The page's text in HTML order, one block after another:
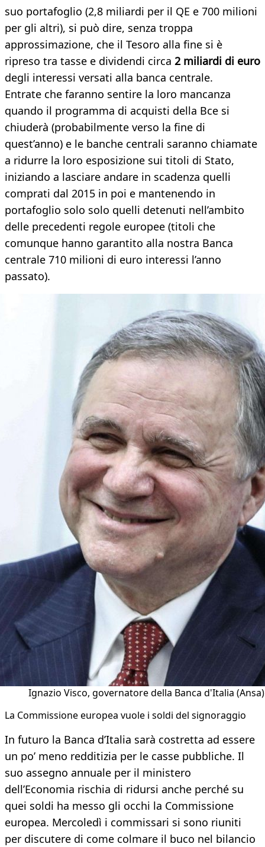
suo portafoglio (2,8 miliardi per il QE e 700 milioni
per gli altri), si può dire, senza troppa
approssimazione, che il Tesoro alla fine si è
ripreso tra tasse e dividendi circa 2 miliardi di euro
degli interessi versati alla banca centrale.
Entrate che faranno sentire la loro mancanza
quando il programma di acquisti della Bce si
chiuderà (probabilmente verso la fine di
quest’anno) e le banche centrali saranno chiamate
a ridurre la loro esposizione sui titoli di Stato,
iniziando a lasciare andare in scadenza quelli
comprati dal 2015 in poi e mantenendo in
portafoglio solo solo quelli detenuti nell’ambito
delle precedenti regole europee (titoli che
comunque hanno garantito alla nostra Banca
centrale 710 milioni di euro interessi l’anno
passato).
Ignazio Visco, governatore della Banca d'Italia (Ansa)
La Commissione europea vuole i soldi del signoraggio
In futuro la Banca d’Italia sarà costretta ad essere
un po’ meno redditizia per le casse pubbliche. Il
suo assegno annuale per il ministero
dell’Economia rischia di ridursi anche perché su
quei soldi ha messo gli occhi la Commissione
europea. Mercoledì i commissari si sono riuniti
per discutere di come colmare il buco nel bilancio